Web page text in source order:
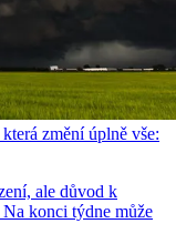
změní úplně vše:
ale důvod k
konci týdne může